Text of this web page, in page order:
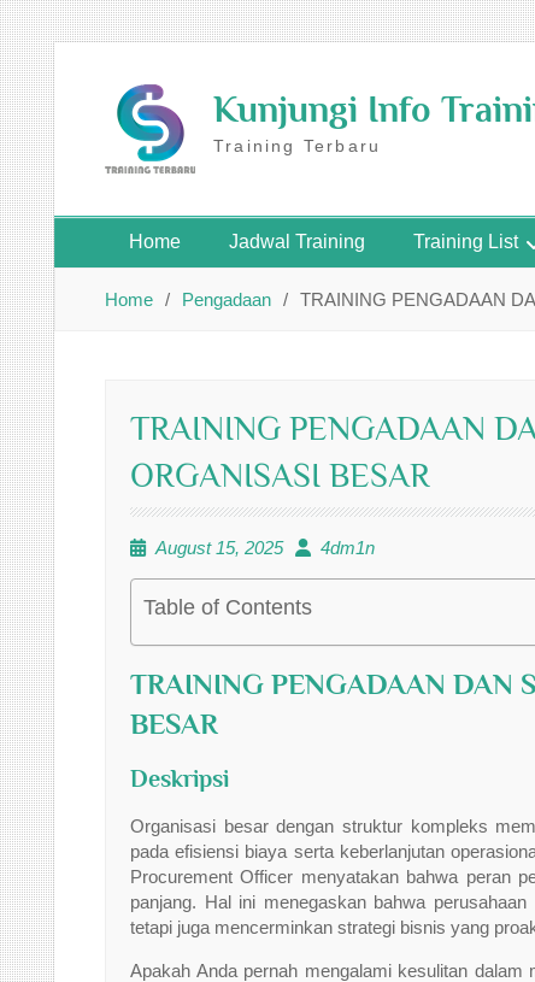
Skip
to
content
Kunjungi Info
Training Terbaru
Home Jadwal Training Training List
Home Pengadaan TRAINING PENGADAAN
TRAINING PENGADAAN
ORGANISASI BESAR
August 15, 2025 4dm1n
Table of Contents
TRAINING PENGADAAN DAN
BESAR
Deskripsi
Organisasi besar dengan struktur kompleks
pada efisiensi biaya serta keberlanjutan
Procurement Officer menyatakan bahwa peran
panjang. Hal ini menegaskan bahwa
tetapi juga mencerminkan strategi bisnis yang
Apakah Anda pernah mengalami kesulitan